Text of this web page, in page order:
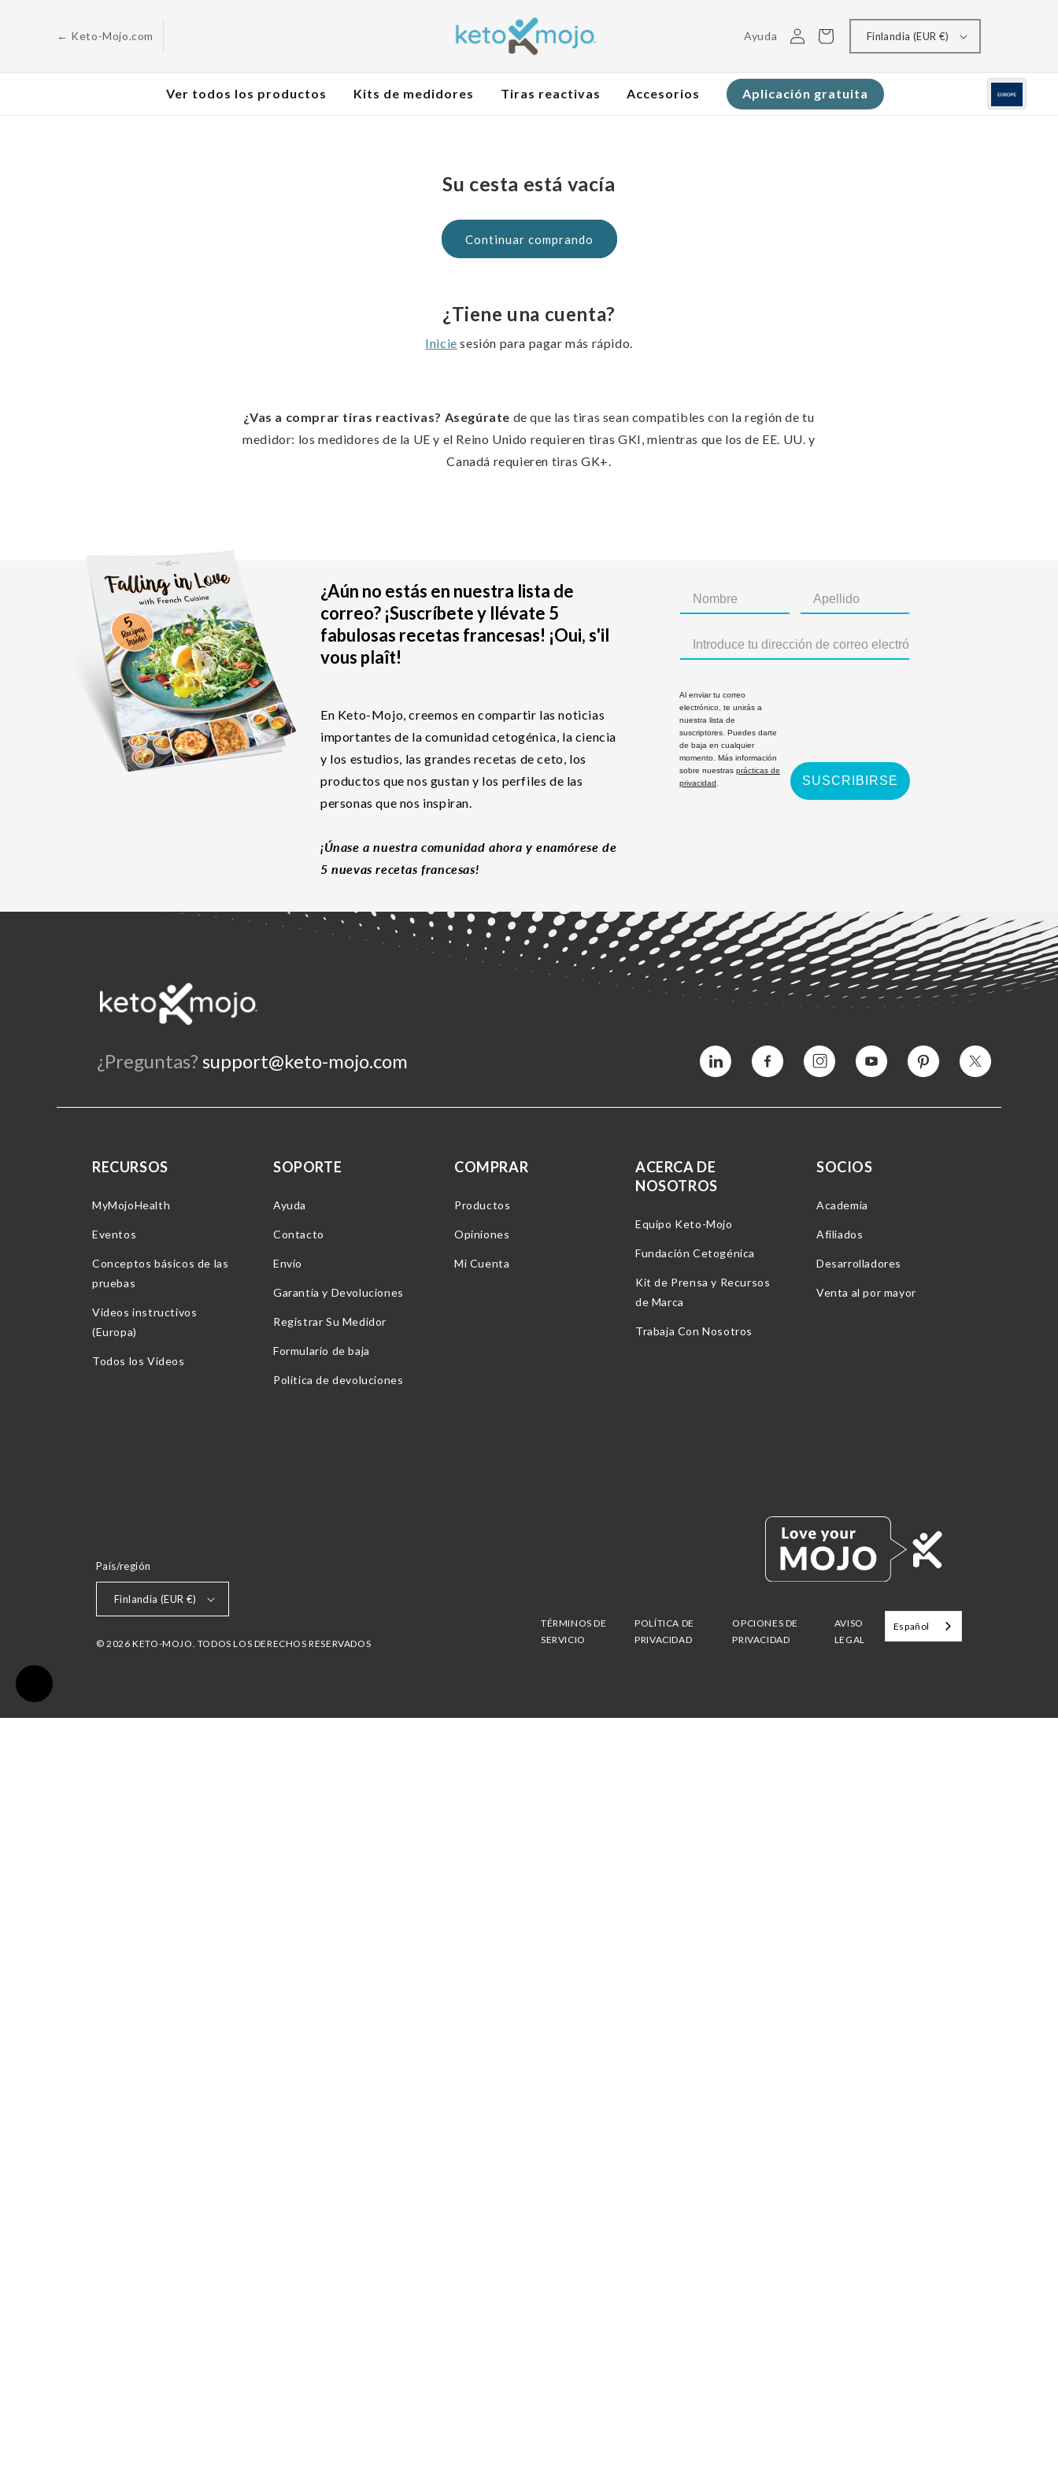
← Keto-Mojo.com AyudaConectarse
Carrito Finlandia (EUR €)
Ver todos los productos Kits de medidores Tiras reactivas Accesorios Aplicación gratuita
Su cesta está vacía
Continuar comprando
¿Tiene una cuenta?
Inicie sesión para pagar más rápido.
¿Vas a comprar tiras reactivas? Asegúrate de que las tiras sean compatibles con la región de tu
medidor: los medidores de la UE y el Reino Unido requieren tiras GKI, mientras que los de EE. UU. y
Canadá requieren tiras GK+.
¿Aún no estás en nuestra lista de
correo? ¡Suscríbete y llévate 5
fabulosas recetas francesas! ¡Oui, s'il
vous plaît!
En Keto-Mojo, creemos en compartir las noticias
importantes de la comunidad cetogénica, la ciencia
y los estudios, las grandes recetas de ceto, los
productos que nos gustan y los perfiles de las
personas que nos inspiran.
¡Únase a nuestra comunidad ahora y enamórese de
5 nuevas recetas francesas!
Al enviar tu correo
electrónico, te unirás a
nuestra lista de
suscriptores. Puedes darte
de baja en cualquier
momento. Más información
sobre nuestras prácticas de
privacidad
SUSCRIBIRSE
¿Preguntas? support@keto-mojo.com Vimeo Facebook InstagramYouTube Pinterest Twitter
RECURSOS
MyMojoHealth
Eventos
Conceptos básicos de las
pruebas
Videos instructivos
(Europa)
Todos los Videos
SOPORTE
Ayuda
Contacto
Envío
Garantía y Devoluciones
Registrar Su Medidor
Formulario de baja
Política de devoluciones
COMPRAR
Productos
Opiniones
Mi Cuenta
ACERCA DE
NOSOTROS
Equipo Keto-Mojo
Fundación Cetogénica
Kit de Prensa y Recursos
de Marca
Trabaja Con Nosotros
SOCIOS
Academia
Afiliados
Desarrolladores
Venta al por mayor
País/región
Finlandia (EUR €)
© 2026 KETO-MOJO. TODOS LOS DERECHOS RESERVADOS
TÉRMINOS DE
SERVICIO
POLÍTICA DE
PRIVACIDAD
OPCIONES DE
PRIVACIDAD
AVISO
LEGAL
Español